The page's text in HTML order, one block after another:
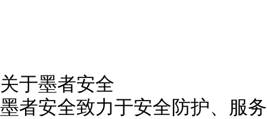
关于墨者安全
墨者安全致力于安全防护、服